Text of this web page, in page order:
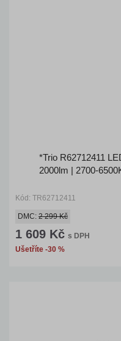
*Trio R62712411
2000lm | 2700-
Kód: TR62712411
DMC: 2 299 Kč
1 609 Kč s DPH
Ušetříte -30 %